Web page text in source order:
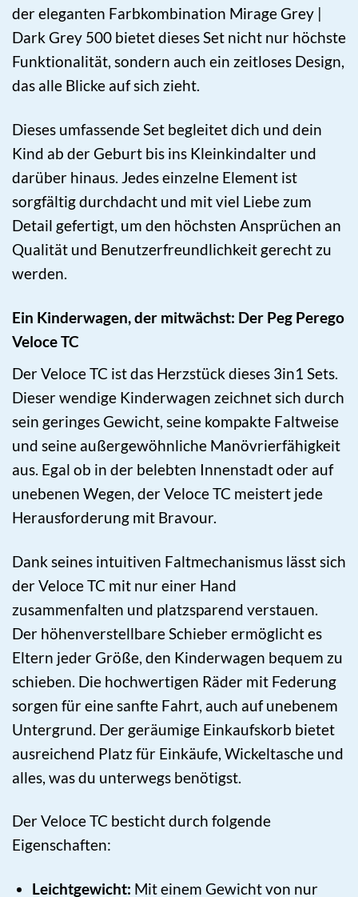
der eleganten Farbkombination Mirage Grey |
Dark Grey 500 bietet dieses Set nicht nur höchste
Funktionalität, sondern auch ein zeitloses Design,
das alle Blicke auf sich zieht.
Dieses umfassende Set begleitet dich und dein
Kind ab der Geburt bis ins Kleinkindalter und
darüber hinaus. Jedes einzelne Element ist
sorgfältig durchdacht und mit viel Liebe zum
Detail gefertigt, um den höchsten Ansprüchen an
Qualität und Benutzerfreundlichkeit gerecht zu
werden.
Ein Kinderwagen, der mitwächst: Der Peg Perego
Veloce TC
Der Veloce TC ist das Herzstück dieses 3in1 Sets.
Dieser wendige Kinderwagen zeichnet sich durch
sein geringes Gewicht, seine kompakte Faltweise
und seine außergewöhnliche Manövrierfähigkeit
aus. Egal ob in der belebten Innenstadt oder auf
unebenen Wegen, der Veloce TC meistert jede
Herausforderung mit Bravour.
Dank seines intuitiven Faltmechanismus lässt sich
der Veloce TC mit nur einer Hand
zusammenfalten und platzsparend verstauen.
Der höhenverstellbare Schieber ermöglicht es
Eltern jeder Größe, den Kinderwagen bequem zu
schieben. Die hochwertigen Räder mit Federung
sorgen für eine sanfte Fahrt, auch auf unebenem
Untergrund. Der geräumige Einkaufskorb bietet
ausreichend Platz für Einkäufe, Wickeltasche und
alles, was du unterwegs benötigst.
Der Veloce TC besticht durch folgende
Eigenschaften:
Leichtgewicht: Mit einem Gewicht von nur